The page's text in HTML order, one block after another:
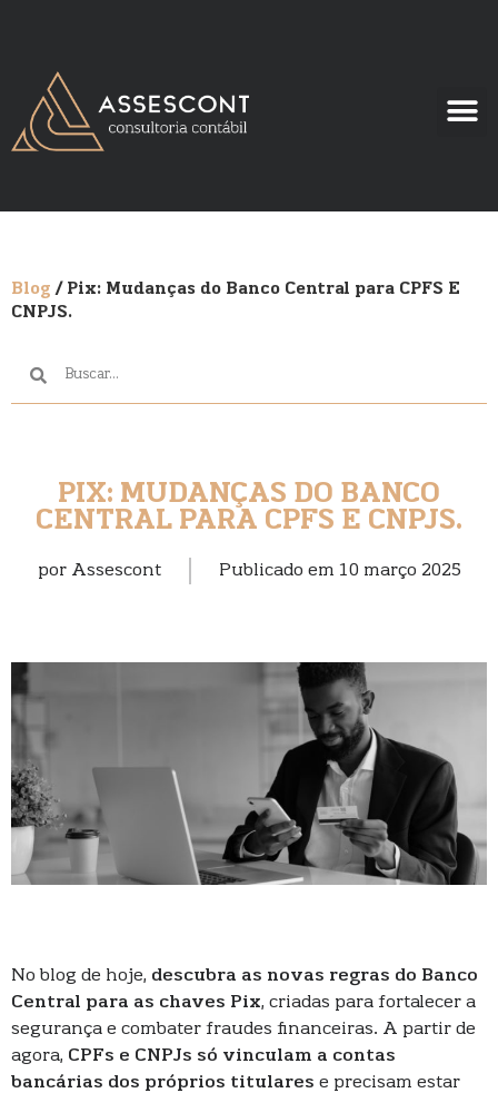
Blog/ Pix: Mudanças do Banco Central para CPFS E
CNPJS.
PIX: MUDANÇAS DO BANCO
CENTRAL PARA CPFS E CNPJS.
por Assescont Publicado em 10 março 2025
No blog de hoje, descubra as novas regras do Banco
Central para as chaves Pix, criadas para fortalecer a
segurança e combater fraudes financeiras. A partir de
agora, CPFs e CNPJs só vinculam a contas
bancárias dos próprios titulares e precisam estar